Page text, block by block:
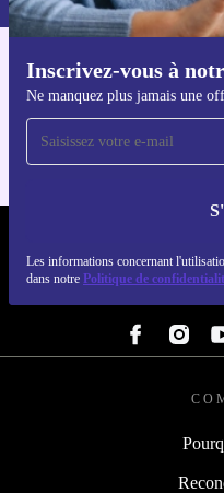
Inscrivez-vous à
Ne manquez plus jamais une
Les informations concernant
dans notre Politique de
Pour iOS et